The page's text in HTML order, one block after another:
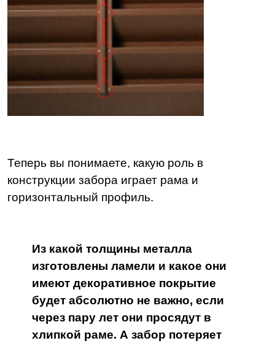
Теперь вы понимаете, какую роль в
конструкции забора играет рама и
горизонтальный профиль.
Из какой толщины металла
изготовлены ламели и какое они
имеют декоративное покрытие
будет абсолютно не важно, если
через пару лет они просядут в
хлипкой раме. А забор потеряет